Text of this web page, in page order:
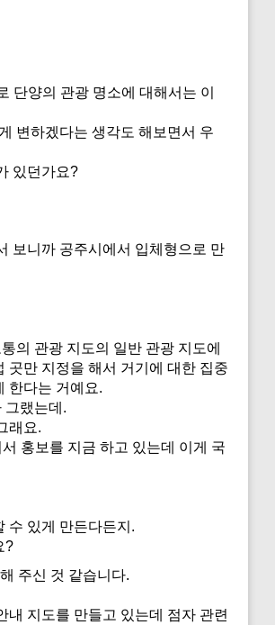
단양의 관광 명소에 대해서는 이
변하겠다는 생각도 해보면서 우
있던가요?
보니까 공주시에서 입체형으로 만
의 관광 지도의 일반 관광 지도에
곳만 지정을 해서 거기에 대한 집중
한다는 거예요.
그랬는데.
래요.
홍보를 지금 하고 있는데 이게 국
수 있게 만든다든지.
?
주신 것 같습니다.
지도를 만들고 있는데 점자 관련